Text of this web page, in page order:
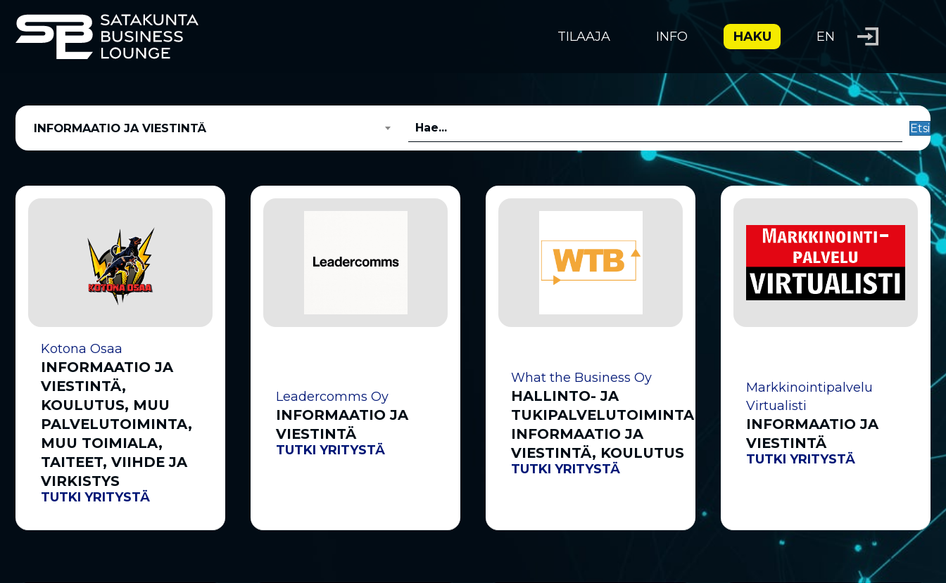
TILAAJA INFO HAKU EN
INFORMAATIO JA VIESTINTÄ Etsi
Kotona Osaa
INFORMAATIO JA
VIESTINTÄ,
KOULUTUS, MUU
PALVELUTOIMINTA,
MUU TOIMIALA,
TAITEET, VIIHDE JA
VIRKISTYS
TUTKI YRITYSTÄ
Leadercomms Oy
INFORMAATIO JA
VIESTINTÄ
TUTKI YRITYSTÄ
What the Business Oy
HALLINTO- JA
TUKIPALVELUTOIMINTA,
INFORMAATIO JA
VIESTINTÄ, KOULUTUS
TUTKI YRITYSTÄ
Markkinointipalvelu
Virtualisti
INFORMAATIO JA
VIESTINTÄ
TUTKI YRITYSTÄ